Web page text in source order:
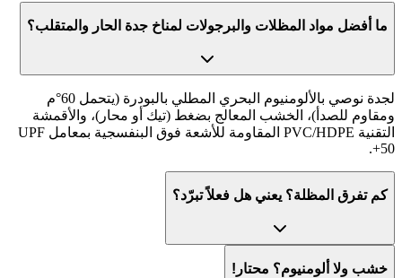
ما أفضل مواد المظلات والبرجولات لمناخ جدة الحار والمتقلب؟
لجدة نوصي بالألومنيوم البحري المطلي بالبودرة (يتحمل 60°م
ومقاوم للصدأ)، الخشب المعالج بضغط (تيك أو محار)، والأقمشة
التقنية PVC/HDPE المقاومة للأشعة فوق البنفسجية بمعامل UPF
50+.
كم تفرق المظلة؟ يعني هل فعلاً تبرّد؟
خشب ولا ألومنيوم؟ محتار!